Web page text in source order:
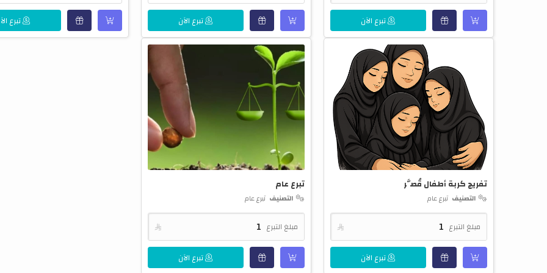
تبرع الآن تبرع الآن تبرع
تفريج كربة أطفال قُصَّر
التصنيف تبرع عام
مبلغ التبرع 
تبرع الآن
تبرع عام
التصنيف تبرع عام
مبلغ التبرع 
تبرع الآن